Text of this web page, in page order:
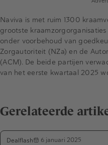
Naviva is met ruim 1300
grootste
onder voorbehoud van
Zorgautoriteit (NZa) en de
(ACM). De beide partijen
van het eerste kwartaal 2025
Gerelateerde
Dealflash 6 januari 2025